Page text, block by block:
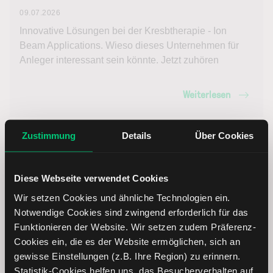
Zustimmung Details Über Cookies
Diese Webseite verwendet Cookies
Wir setzen Cookies und ähnliche Technologien ein.
Notwendige Cookies sind zwingend erforderlich für das
Funktionieren der Website. Wir setzen zudem Präferenz-
Cookies ein, die es der Website ermöglichen, sich an
gewisse Einstellungen (z.B. Ihre Region) zu erinnern.
Statistik-Cookies helfen uns, das Besucherverhalten auf
09.07.2026
Innovative Lösungen bei der Kresbtherapie - Ion
Beam Applications. Wieso dieses Unternehmen für
Anleger interessant sein könnte. Jetzt zuhören
Weiterlesen